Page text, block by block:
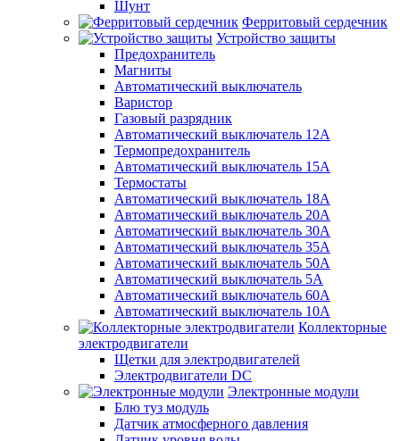
Шунт
Ферритовый сердечник
Устройство защиты
Предохранитель
Магниты
Автоматический выключатель
Варистор
Газовый разрядник
Автоматический выключатель 12А
Термопредохранитель
Автоматический выключатель 15А
Термостаты
Автоматический выключатель 18А
Автоматический выключатель 20А
Автоматический выключатель 30А
Автоматический выключатель 35А
Автоматический выключатель 50А
Автоматический выключатель 5А
Автоматический выключатель 60А
Автоматический выключатель 10А
Коллекторные
электродвигатели
Щетки для электродвигателей
Электродвигатели DC
Электронные модули
Блю туз модуль
Датчик атмосферного давления